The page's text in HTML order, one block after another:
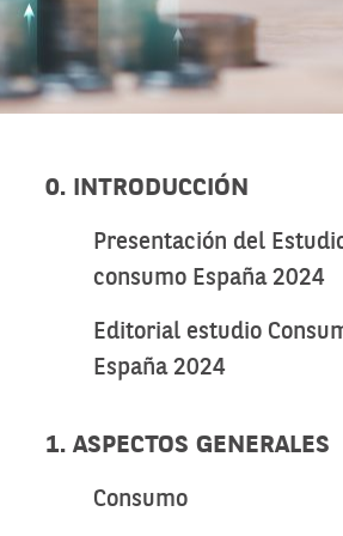
0. INTRODUCCIÓN
Presentación del
consumo España 2024
Editorial estudio
España 2024
1. ASPECTOS GENERALES
Consumo